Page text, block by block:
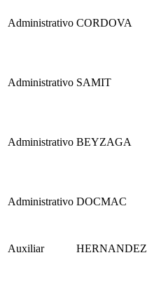
Administrativo CORDOVA
Administrativo SAMIT
Administrativo BEYZAGA
Administrativo DOCMAC
Auxiliar HERNANDEZ